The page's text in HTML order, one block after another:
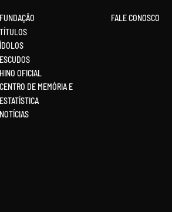
FUNDAÇÃO
TÍTULOS
ÍDOLOS
ESCUDOS
HINO OFICIAL
CENTRO DE MEMÓRIA E
ESTATÍSTICA
NOTÍCIAS
FALE CONOSCO